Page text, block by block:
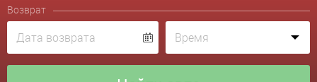
Возврат